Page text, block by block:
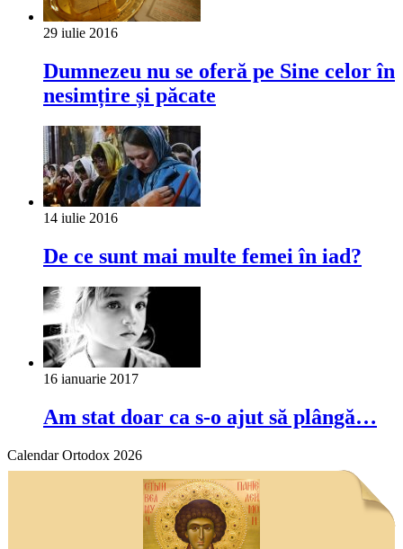
29 iulie 2016
Dumnezeu nu se oferă pe Sine celor în
nesimțire și păcate
14 iulie 2016
De ce sunt mai multe femei în iad?
16 ianuarie 2017
Am stat doar ca s-o ajut să plângă…
Calendar Ortodox 2026